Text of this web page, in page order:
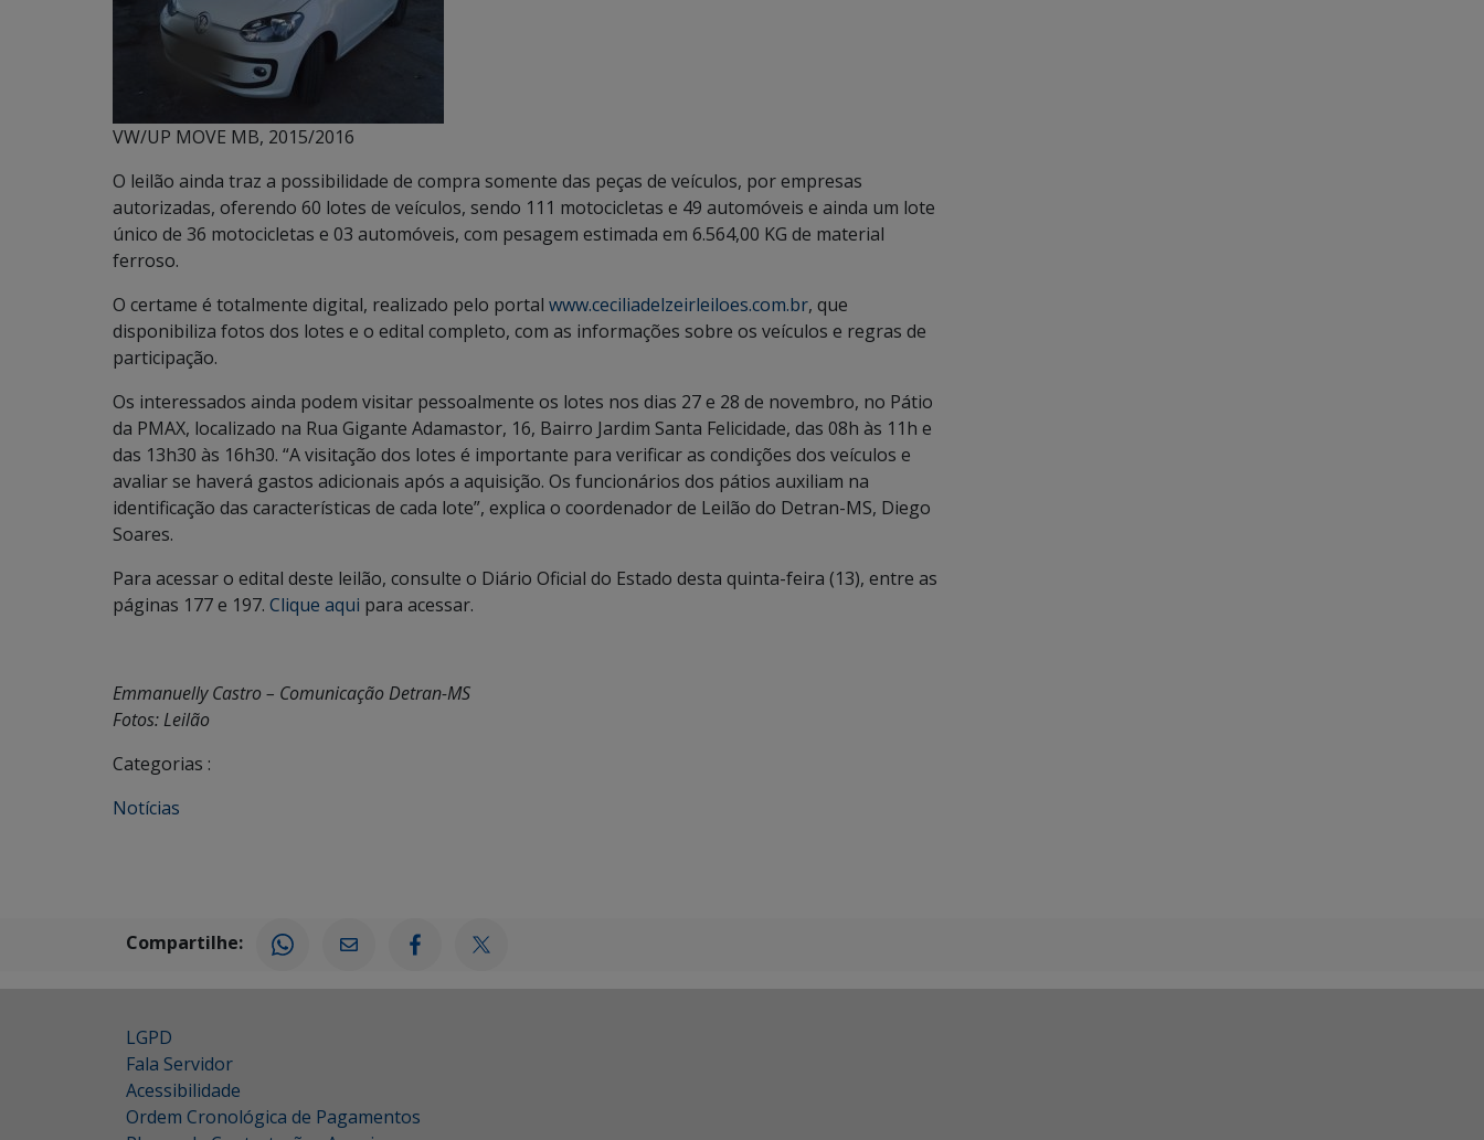
VW/UP MOVE MB, 2015/2016
O leilão ainda traz a possibilidade de compra somente das peças de veículos, por empresas
autorizadas, oferendo 60 lotes de veículos, sendo 111 motocicletas e 49 automóveis e ainda um lote
único de 36 motocicletas e 03 automóveis, com pesagem estimada em 6.564,00 KG de material
ferroso.
O certame é totalmente digital, realizado pelo portal www.ceciliadelzeirleiloes.com.br, que
disponibiliza fotos dos lotes e o edital completo, com as informações sobre os veículos e regras de
participação.
Os interessados ainda podem visitar pessoalmente os lotes nos dias 27 e 28 de novembro, no Pátio
da PMAX, localizado na Rua Gigante Adamastor, 16, Bairro Jardim Santa Felicidade, das 08h às 11h e
das 13h30 às 16h30. “A visitação dos lotes é importante para verificar as condições dos veículos e
avaliar se haverá gastos adicionais após a aquisição. Os funcionários dos pátios auxiliam na
identificação das características de cada lote”, explica o coordenador de Leilão do Detran-MS, Diego
Soares.
Para acessar o edital deste leilão, consulte o Diário Oficial do Estado desta quinta-feira (13), entre as
páginas 177 e 197. Clique aqui para acessar.
Emmanuelly Castro – Comunicação Detran-MS
Fotos: Leilão
Categorias :
Notícias
Compartilhe:
LGPD
Fala Servidor
Acessibilidade
Ordem Cronológica de Pagamentos